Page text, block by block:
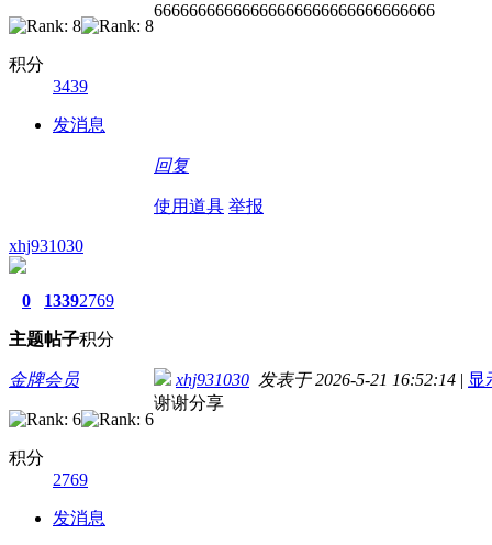
积分
3439
发消息
66666666666666666666666666666666
回复
使用道具 举报
xhj931030
0
主题
1339
帖子
2769
积分
金牌会员
积分
2769
发消息
xhj931030 发表于 2026-5-21 16:52:14 | 显
谢谢分享